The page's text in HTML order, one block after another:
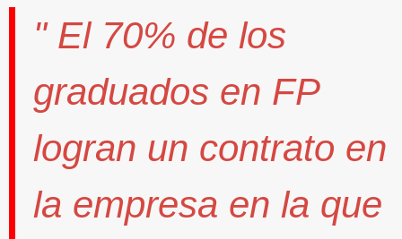
" El 70% de los
graduados en FP
logran un contrato en
la empresa en la que